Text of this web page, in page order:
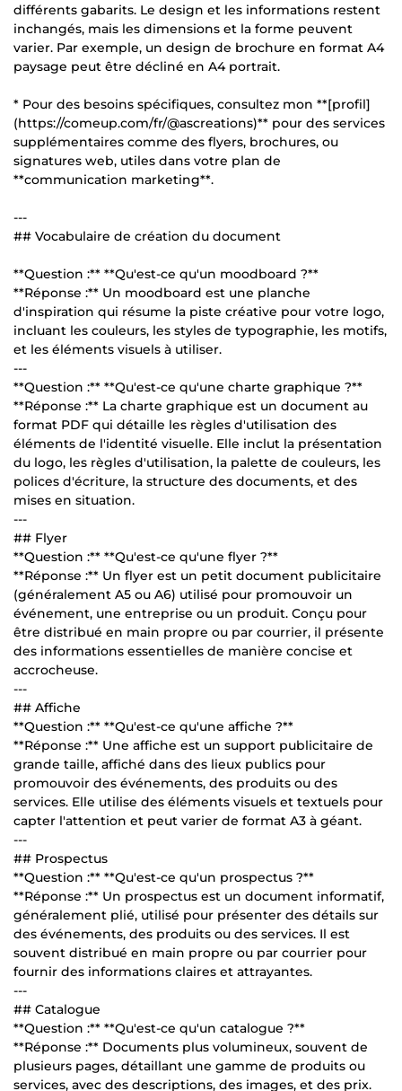
différents gabarits. Le design et les informations restent
inchangés, mais les dimensions et la forme peuvent
varier. Par exemple, un design de brochure en format A4
paysage peut être décliné en A4 portrait.
* Pour des besoins spécifiques, consultez mon **[profil]
(https://comeup.com/fr/@ascreations)** pour des services
supplémentaires comme des flyers, brochures, ou
signatures web, utiles dans votre plan de
**communication marketing**.
---
## Vocabulaire de création du document
**Question :** **Qu'est-ce qu'un moodboard ?**
**Réponse :** Un moodboard est une planche
d'inspiration qui résume la piste créative pour votre logo,
incluant les couleurs, les styles de typographie, les motifs,
et les éléments visuels à utiliser.
---
**Question :** **Qu'est-ce qu'une charte graphique ?**
**Réponse :** La charte graphique est un document au
format PDF qui détaille les règles d'utilisation des
éléments de l'identité visuelle. Elle inclut la présentation
du logo, les règles d'utilisation, la palette de couleurs, les
polices d'écriture, la structure des documents, et des
mises en situation.
---
## Flyer
**Question :** **Qu'est-ce qu'une flyer ?**
**Réponse :** Un flyer est un petit document publicitaire
(généralement A5 ou A6) utilisé pour promouvoir un
événement, une entreprise ou un produit. Conçu pour
être distribué en main propre ou par courrier, il présente
des informations essentielles de manière concise et
accrocheuse.
---
## Affiche
**Question :** **Qu'est-ce qu'une affiche ?**
**Réponse :** Une affiche est un support publicitaire de
grande taille, affiché dans des lieux publics pour
promouvoir des événements, des produits ou des
services. Elle utilise des éléments visuels et textuels pour
capter l'attention et peut varier de format A3 à géant.
---
## Prospectus
**Question :** **Qu'est-ce qu'un prospectus ?**
**Réponse :** Un prospectus est un document informatif,
généralement plié, utilisé pour présenter des détails sur
des événements, des produits ou des services. Il est
souvent distribué en main propre ou par courrier pour
fournir des informations claires et attrayantes.
---
## Catalogue
**Question :** **Qu'est-ce qu'un catalogue ?**
**Réponse :** Documents plus volumineux, souvent de
plusieurs pages, détaillant une gamme de produits ou
services, avec des descriptions, des images, et des prix.